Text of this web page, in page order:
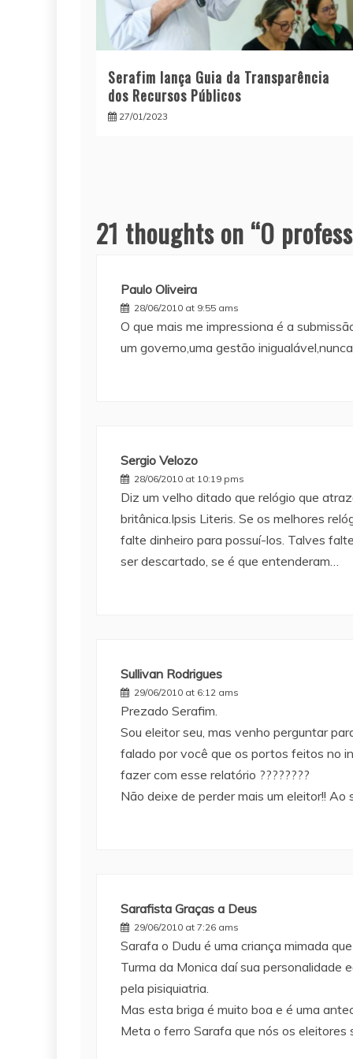
Serafim lança Guia da Transparência
dos Recursos Públicos
27/01/2023
21 thoughts on “O
Paulo Oliveira
28/06/2010 at 9:55 ams
O que mais me impressiona é a
um governo,uma gestão
Sergio Velozo
28/06/2010 at 10:19 pms
Diz um velho ditado que relógio que
britânica.Ipsis Literis. Se os melhores
falte dinheiro para possuí-los. Talves
ser descartado, se é que entenderam…
Sullivan Rodrigues
29/06/2010 at 6:12 ams
Prezado Serafim.
Sou eleitor seu, mas venho perguntar
falado por você que os portos feitos no
fazer com esse relatório ????????
Não deixe de perder mais um eleitor!!
Sarafista Graças a Deus
29/06/2010 at 7:26 ams
Sarafa o Dudu é uma criança mimada
Turma da Monica daí sua personalidade
pela pisiquiatria.
Mas esta briga é muito boa e é uma
Meta o ferro Sarafa que nós os eleitores